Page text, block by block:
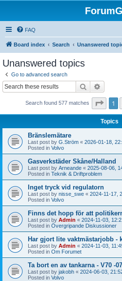
FAQ
Board index Search Unanswered
Unanswered topics
Go to advanced search
Search
Search found 577 matches Page
1
Topics
Bränslemätare
Last post by G.Ström « 2026-01-18,
Posted in Volvo
Gasverkstäder Skåne/Halland
Last post by Arneande « 2025-08-06,
Posted in Teknik & Driftproblem
Inget tryck vid regulatorn
Last post by nisse_swe « 2024-11-17,
Posted in Volvo
Finns det hopp för att
Last post by Admin « 2024-11-03,
Posted in Övergripande Diskussioner
Har gjort lite vaktmästarjobb -
Last post by Admin « 2024-11-03,
Posted in Om Forumet
Ta bort en av tankarna - V70 -07
Last post by jakobh « 2024-06-03,
Posted in Volvo